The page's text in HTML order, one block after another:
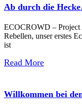
Ab durch die
ECOCROWD –
Rebellen, unser erstes
ist
Read More
Willkommen bei